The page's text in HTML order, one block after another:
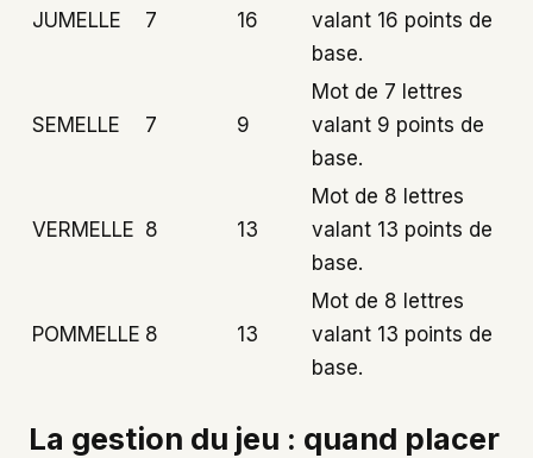
JUMELLE 7 16
valant 16 points de
base.
SEMELLE 7 9
Mot de 7 lettres
valant 9 points de
base.
VERMELLE 8 13
Mot de 8 lettres
valant 13 points de
base.
POMMELLE 8 13
Mot de 8 lettres
valant 13 points de
base.
La gestion du jeu : quand placer